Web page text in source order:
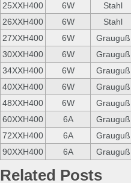
25XXH400
6W Stahl
26XXH400
6W Stahl
27XXH400
6W Grauguß
30XXH400
6W Grauguß
34XXH400
6W Grauguß
40XXH400
6W Grauguß
48XXH400
6W Grauguß
60XXH400
6A Grauguß
72XXH400
6A Grauguß
90XXH400
6A Grauguß
Related Posts